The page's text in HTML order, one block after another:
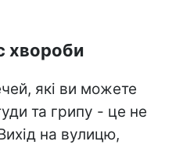
хвороби
які ви можете
та грипу - це не
на вулицю,